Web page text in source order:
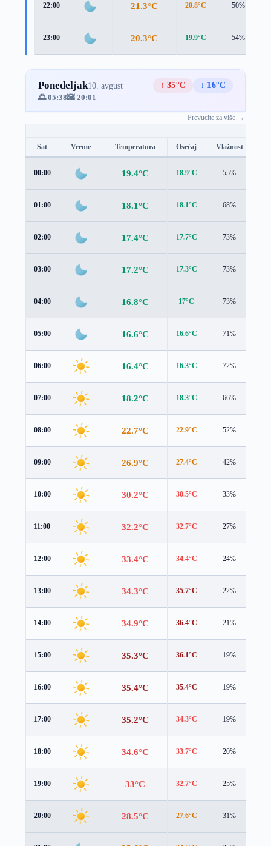
22:00 21.3°C 20.8°C 50%
23:00 20.3°C 19.9°C 54%
Ponedeljak10. avgust ↑ 35°C
↓ 16°C
🌅 05:38🌇 20:01
Prevucite za više →
Sat Vreme Temperatura Osećaj Vlažnost
00:00 19.4°C 18.9°C 55%
01:00 18.1°C 18.1°C 68%
02:00 17.4°C 17.7°C 73%
03:00 17.2°C 17.3°C 73%
04:00 16.8°C 17°C 73%
05:00 16.6°C 16.6°C 71%
06:00 16.4°C 16.3°C 72%
07:00 18.2°C 18.3°C 66%
08:00 22.7°C 22.9°C 52%
09:00 26.9°C 27.4°C 42%
10:00 30.2°C 30.5°C 33%
11:00 32.2°C 32.7°C 27%
12:00 33.4°C 34.4°C 24%
13:00 34.3°C 35.7°C 22%
14:00 34.9°C 36.4°C 21%
15:00 35.3°C 36.1°C 19%
16:00 35.4°C 35.4°C 19%
17:00 35.2°C 34.3°C 19%
18:00 34.6°C 33.7°C 20%
19:00 33°C 32.7°C 25%
20:00 28.5°C 27.6°C 31%